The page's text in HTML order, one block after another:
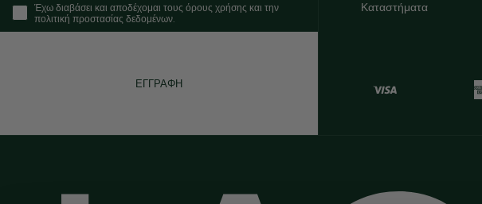
Έχω διαβάσει και αποδέχομαι τους όρους χρήσης και την
πολιτική προστασίας δεδομένων.
ΕΓΓΡΑΦΗ
Καταστήματα